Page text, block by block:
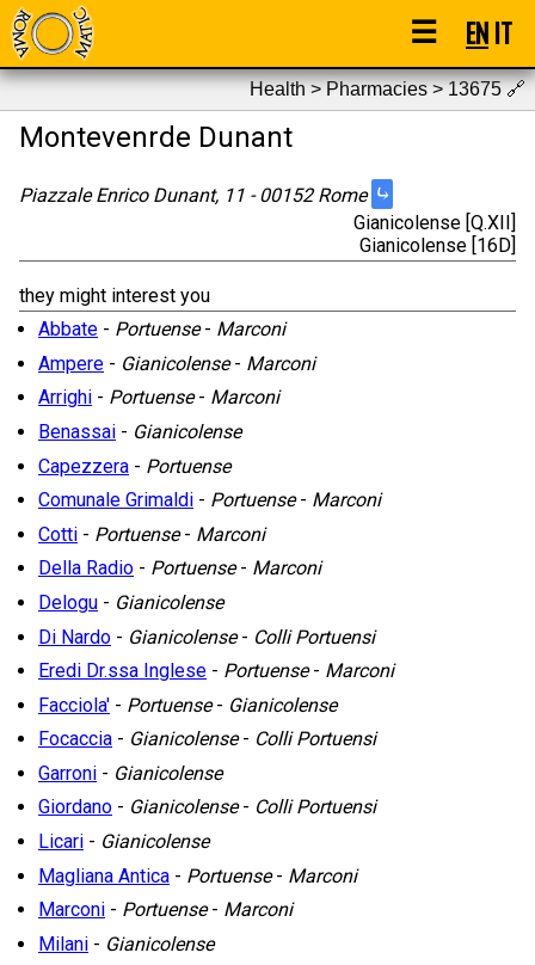
☰ ENIT
Health > Pharmacies > 13675🔗
Montevenrde Dunant
Piazzale Enrico Dunant, 11 - 00152 Rome ⤷
Gianicolense [Q.XII]
Gianicolense [16D]
they might interest you
Abbate - Portuense- Marconi
Ampere - Gianicolense- Marconi
Arrighi - Portuense- Marconi
Benassai - Gianicolense
Capezzera - Portuense
Comunale Grimaldi - Portuense- Marconi
Cotti - Portuense- Marconi
Della Radio - Portuense- Marconi
Delogu - Gianicolense
Di Nardo - Gianicolense- Colli Portuensi
Eredi Dr.ssa Inglese - Portuense- Marconi
Facciola' - Portuense- Gianicolense
Focaccia - Gianicolense- Colli Portuensi
Garroni - Gianicolense
Giordano - Gianicolense- Colli Portuensi
Licari - Gianicolense
Magliana Antica - Portuense- Marconi
Marconi - Portuense- Marconi
Milani - Gianicolense